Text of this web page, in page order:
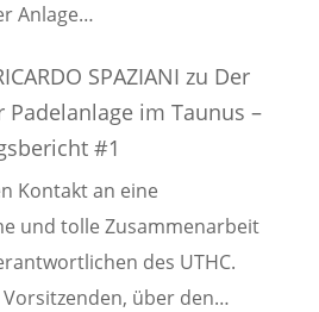
Anlage…
SPAZIANI zu Der
Padelanlage im Taunus –
#1
Kontakt an eine
und tolle Zusammenarbeit
des UTHC.
Vorsitzenden, über den…